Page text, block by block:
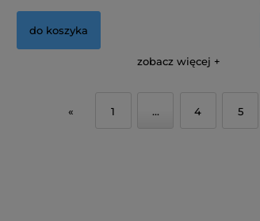
do koszyka
zobacz więcej
« 1 ... 4 5